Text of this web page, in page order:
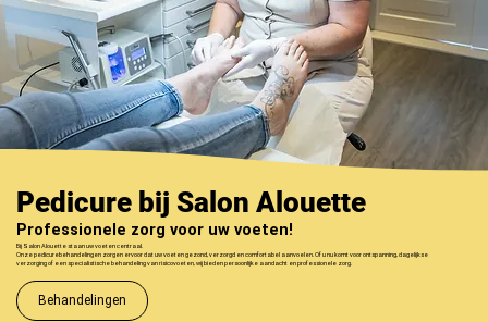
Pedicure bij Salon Alouette
Professionele zorg voor uw voeten!
Bij Salon Alouette staan uw voeten centraal.
Onze pedicurebehandelingen zorgen ervoor dat uw voeten gezond, verzorgd en comfortabel aanvoelen. Of u nu komt voor ontspanning, dagelijkse
verzorging of een specialistische behandeling van risicovoeten, wij bieden persoonlijke aandacht en professionele zorg.
Behandelingen